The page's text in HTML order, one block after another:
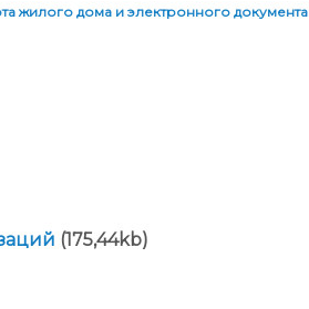
жилого дома и электронного
(175,44kb)